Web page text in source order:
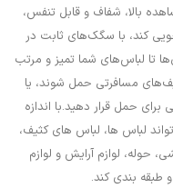
بالا، شفاف و قابل تنفس،
کند، با سگک‌های ثابت در
تا لباس‌های شما تمیز و مرتب
مسافرتی حمل شوند، یا
برای حمل قرار دهید.با اندازه
لباس ها، لباس های کثیف،
حوله، لوازم آرایش و لوازم
طبقه بندی کند.